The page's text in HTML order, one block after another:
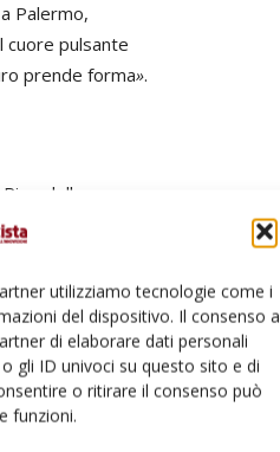
utilizziamo tecnologie come i
del dispositivo. Il consenso a
di elaborare dati personali
gli ID univoci su questo sito e di
o ritirare il consenso può
funzioni.
Palermo,
cuore pulsante
prende forma».
- e non solo -
progetto
porte da calcio a
».
da Fattore
di questo